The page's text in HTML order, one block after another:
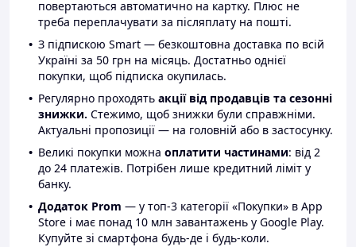
повертаються автоматично на картку. Плюс не
треба переплачувати за післяплату на пошті.
З підпискою Smart — безкоштовна доставка по всій
Україні за 50 грн на місяць. Достатньо однієї
покупки, щоб підписка окупилась.
Регулярно проходять акції від продавців та сезонні
знижки. Стежимо, щоб знижки були справжніми.
Актуальні пропозиції — на головній або в застосунку.
Великі покупки можна оплатити частинами: від 2
до 24 платежів. Потрібен лише кредитний ліміт у
банку.
Додаток Prom — у топ-3 категорії «Покупки» в App
Store і має понад 10 млн завантажень у Google Play.
Купуйте зі смартфона будь-де і будь-коли.